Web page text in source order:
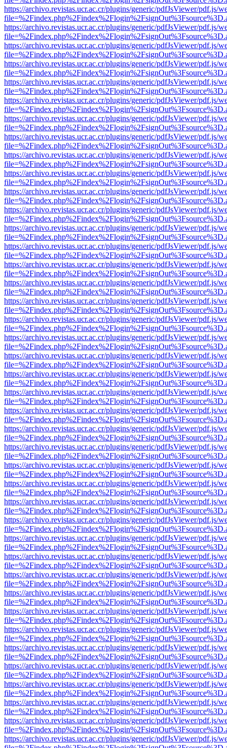
https://archivo.revistas.ucr.ac.cr/plugins/generic/pdfJsViewer/pdf.js/
https://archivo.revistas.ucr.ac.cr/plugins/generic/pdfJsViewer/pdf.js/
https://archivo.revistas.ucr.ac.cr/plugins/generic/pdfJsViewer/pdf.js/
https://archivo.revistas.ucr.ac.cr/plugins/generic/pdfJsViewer/pdf.js/
https://archivo.revistas.ucr.ac.cr/plugins/generic/pdfJsViewer/pdf.js/
https://archivo.revistas.ucr.ac.cr/plugins/generic/pdfJsViewer/pdf.js/
https://archivo.revistas.ucr.ac.cr/plugins/generic/pdfJsViewer/pdf.js/
https://archivo.revistas.ucr.ac.cr/plugins/generic/pdfJsViewer/pdf.js/
https://archivo.revistas.ucr.ac.cr/plugins/generic/pdfJsViewer/pdf.js/
https://archivo.revistas.ucr.ac.cr/plugins/generic/pdfJsViewer/pdf.js/
https://archivo.revistas.ucr.ac.cr/plugins/generic/pdfJsViewer/pdf.js/
https://archivo.revistas.ucr.ac.cr/plugins/generic/pdfJsViewer/pdf.js/
https://archivo.revistas.ucr.ac.cr/plugins/generic/pdfJsViewer/pdf.js/
https://archivo.revistas.ucr.ac.cr/plugins/generic/pdfJsViewer/pdf.js/
https://archivo.revistas.ucr.ac.cr/plugins/generic/pdfJsViewer/pdf.js/
https://archivo.revistas.ucr.ac.cr/plugins/generic/pdfJsViewer/pdf.js/
https://archivo.revistas.ucr.ac.cr/plugins/generic/pdfJsViewer/pdf.js/
https://archivo.revistas.ucr.ac.cr/plugins/generic/pdfJsViewer/pdf.js/
https://archivo.revistas.ucr.ac.cr/plugins/generic/pdfJsViewer/pdf.js/
https://archivo.revistas.ucr.ac.cr/plugins/generic/pdfJsViewer/pdf.js/
https://archivo.revistas.ucr.ac.cr/plugins/generic/pdfJsViewer/pdf.js/
https://archivo.revistas.ucr.ac.cr/plugins/generic/pdfJsViewer/pdf.js/
https://archivo.revistas.ucr.ac.cr/plugins/generic/pdfJsViewer/pdf.js/
https://archivo.revistas.ucr.ac.cr/plugins/generic/pdfJsViewer/pdf.js/
https://archivo.revistas.ucr.ac.cr/plugins/generic/pdfJsViewer/pdf.js/
https://archivo.revistas.ucr.ac.cr/plugins/generic/pdfJsViewer/pdf.js/
https://archivo.revistas.ucr.ac.cr/plugins/generic/pdfJsViewer/pdf.js/
https://archivo.revistas.ucr.ac.cr/plugins/generic/pdfJsViewer/pdf.js/
https://archivo.revistas.ucr.ac.cr/plugins/generic/pdfJsViewer/pdf.js/
https://archivo.revistas.ucr.ac.cr/plugins/generic/pdfJsViewer/pdf.js/
https://archivo.revistas.ucr.ac.cr/plugins/generic/pdfJsViewer/pdf.js/
https://archivo.revistas.ucr.ac.cr/plugins/generic/pdfJsViewer/pdf.js/
https://archivo.revistas.ucr.ac.cr/plugins/generic/pdfJsViewer/pdf.js/
https://archivo.revistas.ucr.ac.cr/plugins/generic/pdfJsViewer/pdf.js/
https://archivo.revistas.ucr.ac.cr/plugins/generic/pdfJsViewer/pdf.js/
https://archivo.revistas.ucr.ac.cr/plugins/generic/pdfJsViewer/pdf.js/
https://archivo.revistas.ucr.ac.cr/plugins/generic/pdfJsViewer/pdf.js/
https://archivo.revistas.ucr.ac.cr/plugins/generic/pdfJsViewer/pdf.js/
https://archivo.revistas.ucr.ac.cr/plugins/generic/pdfJsViewer/pdf.js/
https://archivo.revistas.ucr.ac.cr/plugins/generic/pdfJsViewer/pdf.js/
https://archivo.revistas.ucr.ac.cr/plugins/generic/pdfJsViewer/pdf.js/